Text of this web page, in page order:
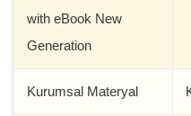
with eBook New
Generation
Kurumsal Materyal